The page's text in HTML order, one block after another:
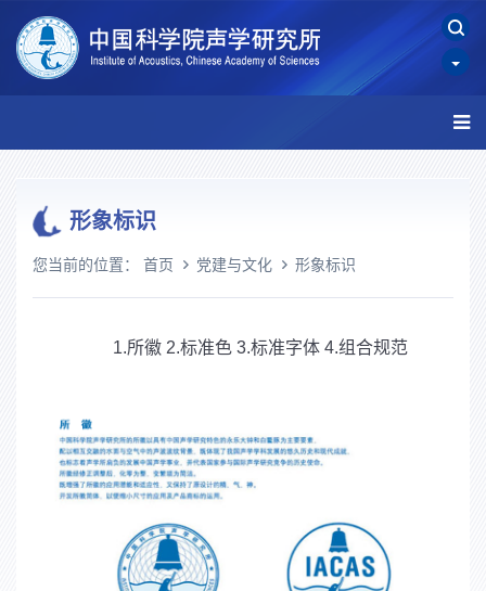
形象标识
您当前的位置： 首页 党建与文化 形象标识
1.所徽 2.标准色 3.标准字体 4.组合规范